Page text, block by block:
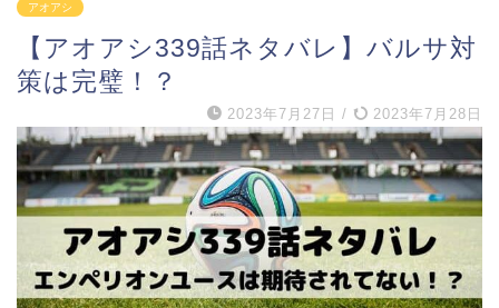
アオアシ
【アオアシ339話ネタバレ】バルサ対
策は完璧！？
2023年7月27日 / 2023年7月28日